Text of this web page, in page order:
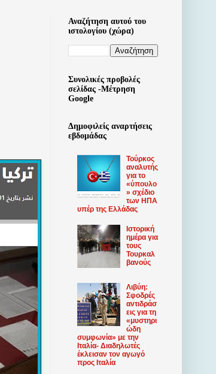
Αναζήτηση αυτού του
ιστολογίου (χώρα)
Συνολικές προβολές
σελίδας -Μέτρηση
Google
Δημοφιλείς αναρτήσεις
εβδομάδας
Τούρκος
αναλυτής
για το
«ύπουλο
» σχέδιο
των ΗΠΑ
υπέρ της Ελλάδας
Ιστορική
ημέρα για
τους
Τουρκαλ
βανούς
Λιβύη:
Σφοδρές
αντιδράσ
εις για τη
«μυστηρι
ώδη
συμφωνία» με την
Ιταλία- Διαδηλωτές
έκλεισαν τον αγωγό
προς Ιταλία